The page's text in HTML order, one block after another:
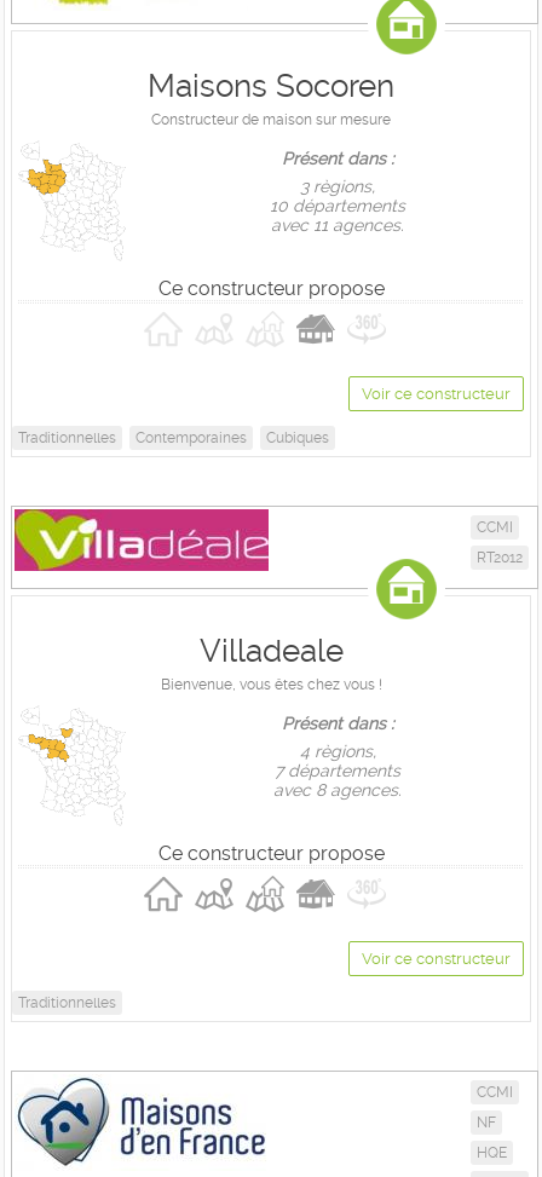
Maisons Socoren
Constructeur de maison sur mesure
Présent dans :
3 règions,
10 départements
avec 11 agences.
Ce constructeur propose
Voir ce constructeur
Traditionnelles Contemporaines Cubiques
CCMI
RT2012
Villadeale
Bienvenue, vous êtes chez vous !
Présent dans :
4 règions,
7 départements
avec 8 agences.
Ce constructeur propose
Voir ce constructeur
Traditionnelles
CCMI
NF
HQE